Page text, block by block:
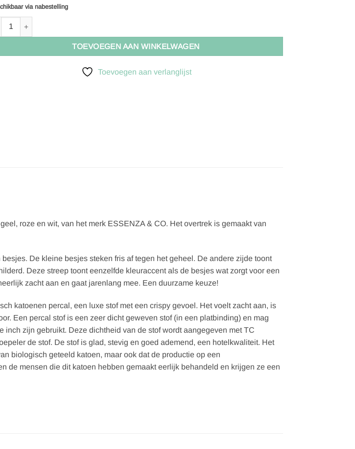
via nabestelling
& CO Petite berry lemon yellow Dekbedovertrekset 200 x 220 cm aantal
TOEVOEGEN AAN WINKELWAGEN
Toevoegen aan verlanglijst
roze en wit, van het merk ESSENZA & CO. Het overtrek is gemaakt van
De kleine besjes steken fris af tegen het geheel. De andere zijde toont
Deze streep toont eenzelfde kleuraccent als de besjes wat zorgt voor een
zacht aan en gaat jarenlang mee. Een duurzame keuze!
katoenen percal, een luxe stof met een crispy gevoel. Het voelt zacht aan, is
Een percal stof is een zeer dicht geweven stof (in een platbinding) en mag
zijn gebruikt. Deze dichtheid van de stof wordt aangegeven met TC
de stof. De stof is glad, stevig en goed ademend, een hotelkwaliteit. Het
biologisch geteeld katoen, maar ook dat de productie op een
de mensen die dit katoen hebben gemaakt eerlijk behandeld en krijgen ze een